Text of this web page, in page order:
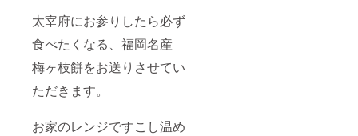
太宰府にお参りしたら必ず
食べたくなる、福岡名産
梅ヶ枝餅をお送りさせてい
ただきます。
お家のレンジですこし温め